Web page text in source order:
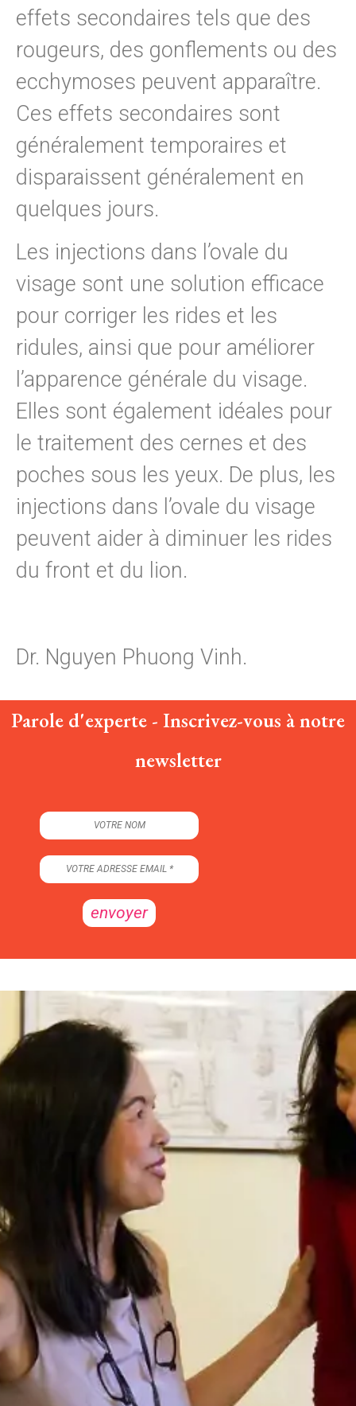
effets secondaires tels que des
rougeurs, des gonflements ou des
ecchymoses peuvent apparaître.
Ces effets secondaires sont
généralement temporaires et
disparaissent généralement en
quelques jours.
Les injections dans l’ovale du
visage sont une solution efficace
pour corriger les rides et les
ridules, ainsi que pour améliorer
l’apparence générale du visage.
Elles sont également idéales pour
le traitement des cernes et des
poches sous les yeux. De plus, les
injections dans l’ovale du visage
peuvent aider à diminuer les rides
du front et du lion.
Dr. Nguyen Phuong Vinh.
Parole d'experte - Inscrivez-vous à notre
newsletter